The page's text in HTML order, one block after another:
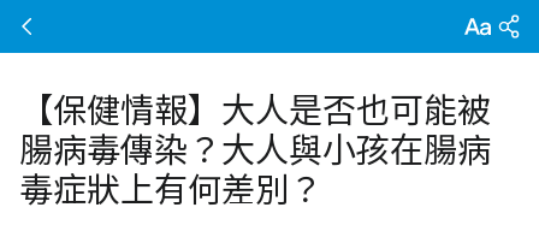
【保健情報】大人是否也可能被
腸病毒傳染？大人與小孩在腸病
毒症狀上有何差別？